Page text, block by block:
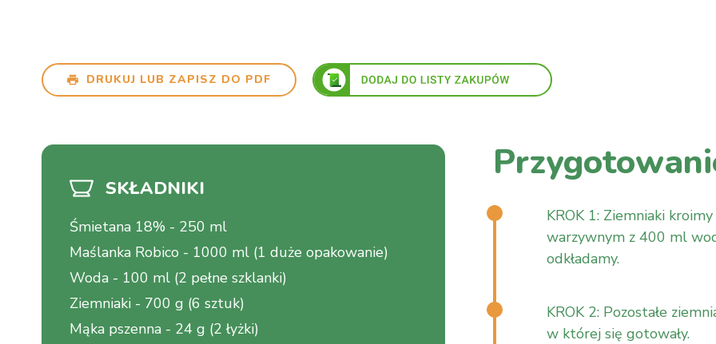
DRUKUJ LUB ZAPISZ DO PDF
SKŁADNIKI
Śmietana 18% - 250 ml
Maślanka Robico - 1000 ml (1 duże opakowanie)
Woda - 100 ml (2 pełne szklanki)
Ziemniaki - 700 g (6 sztuk)
Mąka pszenna - 24 g (2 łyżki)
KROK 1: Ziemniaki
warzywnym z 400 ml
odkładamy.
KROK 2: Pozostałe
w której się gotowały.